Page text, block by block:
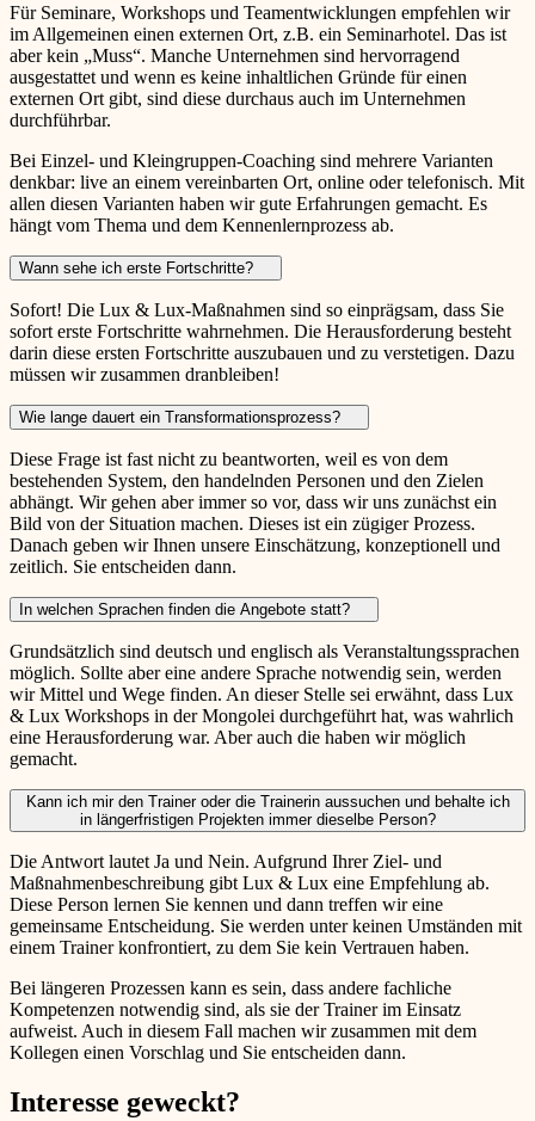
Für Seminare, Workshops und Teamentwicklungen empfehlen wir
im Allgemeinen einen externen Ort, z.B. ein Seminarhotel. Das ist
aber kein „Muss“. Manche Unternehmen sind hervorragend
ausgestattet und wenn es keine inhaltlichen Gründe für einen
externen Ort gibt, sind diese durchaus auch im Unternehmen
durchführbar.
Bei Einzel- und Kleingruppen-Coaching sind mehrere Varianten
denkbar: live an einem vereinbarten Ort, online oder telefonisch. Mit
allen diesen Varianten haben wir gute Erfahrungen gemacht. Es
hängt vom Thema und dem Kennenlernprozess ab.
Wann sehe ich erste Fortschritte?
Sofort! Die Lux & Lux-Maßnahmen sind so einprägsam, dass Sie
sofort erste Fortschritte wahrnehmen. Die Herausforderung besteht
darin diese ersten Fortschritte auszubauen und zu verstetigen. Dazu
müssen wir zusammen dranbleiben!
Wie lange dauert ein Transformationsprozess?
Diese Frage ist fast nicht zu beantworten, weil es von dem
bestehenden System, den handelnden Personen und den Zielen
abhängt. Wir gehen aber immer so vor, dass wir uns zunächst ein
Bild von der Situation machen. Dieses ist ein zügiger Prozess.
Danach geben wir Ihnen unsere Einschätzung, konzeptionell und
zeitlich. Sie entscheiden dann.
In welchen Sprachen finden die Angebote statt?
Grundsätzlich sind deutsch und englisch als Veranstaltungssprachen
möglich. Sollte aber eine andere Sprache notwendig sein, werden
wir Mittel und Wege finden. An dieser Stelle sei erwähnt, dass Lux
& Lux Workshops in der Mongolei durchgeführt hat, was wahrlich
eine Herausforderung war. Aber auch die haben wir möglich
gemacht.
Kann ich mir den Trainer oder die Trainerin aussuchen und behalte ich
in längerfristigen Projekten immer dieselbe Person?
Die Antwort lautet Ja und Nein. Aufgrund Ihrer Ziel- und
Maßnahmenbeschreibung gibt Lux & Lux eine Empfehlung ab.
Diese Person lernen Sie kennen und dann treffen wir eine
gemeinsame Entscheidung. Sie werden unter keinen Umständen mit
einem Trainer konfrontiert, zu dem Sie kein Vertrauen haben.
Bei längeren Prozessen kann es sein, dass andere fachliche
Kompetenzen notwendig sind, als sie der Trainer im Einsatz
aufweist. Auch in diesem Fall machen wir zusammen mit dem
Kollegen einen Vorschlag und Sie entscheiden dann.
Interesse geweckt?